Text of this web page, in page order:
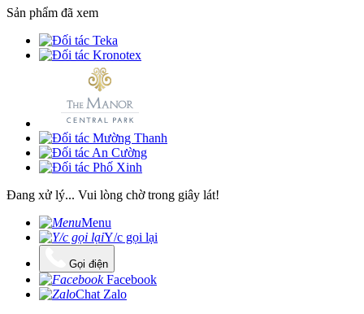
Sản phẩm đã xem
Đang xử lý... Vui lòng chờ trong giây lát!
Menu
Y/c gọi lại
Gọi điện
Facebook
Chat Zalo